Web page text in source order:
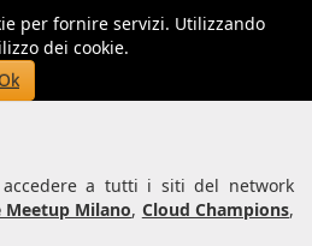
per fornire servizi. Utilizzando
dei cookie.
Ok
a tutti i siti del network
Meetup Milano, Cloud Champions,